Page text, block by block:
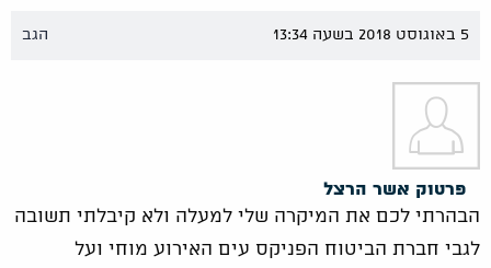
5 באוגוסט 2018 בשעה 13:34 הגב
פרטוק אשר הרצל
הבהרתי לכם את המיקרה שלי למעלה ולא קיבלתי תשובה
לגבי חברת הביטוח הפניקס עים האירוע מוחי ועל